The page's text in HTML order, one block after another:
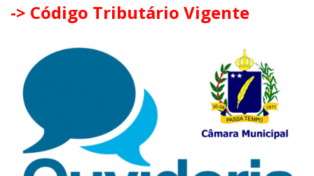
-> Código Tributário Vigente